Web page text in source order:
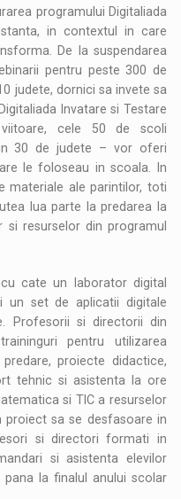
programului Digitaliada
in contextul in care
De la suspendarea
pentru peste 300 de
judete, dornici sa invete sa
Invatare si Testare
cele 50 de scoli
30 de judete – vor oferi
le foloseau in scoala. In
materiale ale parintilor, toti
lua parte la predarea la
resurselor din programul
cate un laborator digital
un set de aplicatii digitale
Profesorii si directorii din
pentru utilizarea
proiecte didactice,
tehnic si asistenta la ore
si TIC a resurselor
proiect sa se desfasoare in
si directori formati in
si asistenta elevilor
la finalul anului scolar